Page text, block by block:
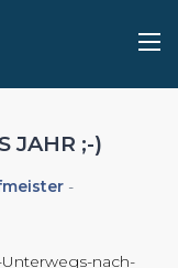
JAHR ;-)
-